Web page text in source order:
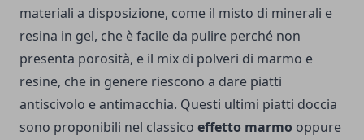
materiali a disposizione, come il misto di minerali e
resina in gel, che è facile da pulire perché non
presenta porosità, e il mix di polveri di marmo e
resine, che in genere riescono a dare piatti
antiscivolo e antimacchia. Questi ultimi piatti doccia
sono proponibili nel classico effetto marmo oppure